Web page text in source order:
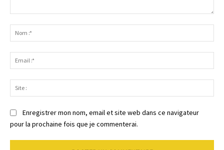
:*
:*
:
Enregistrer mon nom, email et site web dans ce navigateur
pour la prochaine fois que je commenterai.